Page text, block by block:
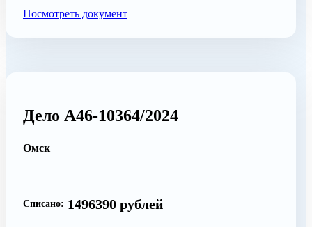
Посмотреть документ
Дело А46-10364/2024
Омск
Списано: 1496390 рублей